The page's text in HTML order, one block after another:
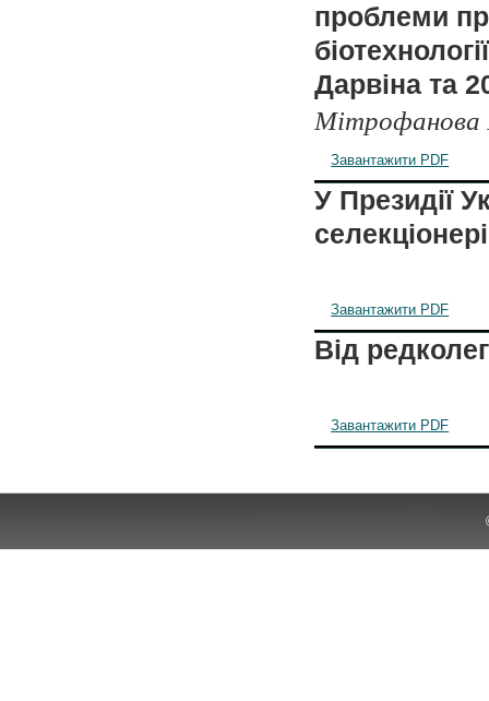
проблеми
Дарвіна та
Мітрофанова
Завантажити PDF
У Президії
Завантажити PDF
Від
Завантажити PDF